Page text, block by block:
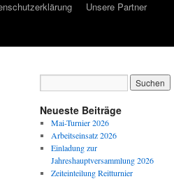
Unsere Partner
Neueste Beiträge
Mai-Turnier 2026
Arbeitseinsatz 2026
Einladung zur
Jahreshauptversammlung 2026
Zeiteinteilung Reitturnier